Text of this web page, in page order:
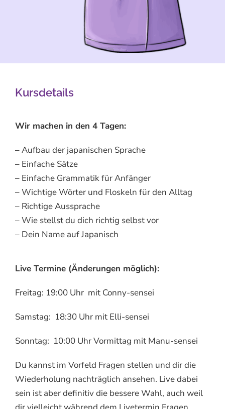
Kursdetails
Wir machen in den 4 Tagen:
– Aufbau der japanischen Sprache
– Einfache Sätze
– Einfache Grammatik für Anfänger
– Wichtige Wörter und Floskeln für den Alltag
– Richtige Aussprache
– Wie stellst du dich richtig selbst vor
– Dein Name auf Japanisch
Live Termine (Änderungen möglich):
Freitag: 19:00 Uhr mit Conny-sensei
Samstag: 18:30 Uhr mit Elli-sensei
Sonntag: 10:00 Uhr Vormittag mit Manu-sensei
Du kannst im Vorfeld Fragen stellen und dir die
Wiederholung nachträglich ansehen. Live dabei
sein ist aber definitiv die bessere Wahl, auch weil